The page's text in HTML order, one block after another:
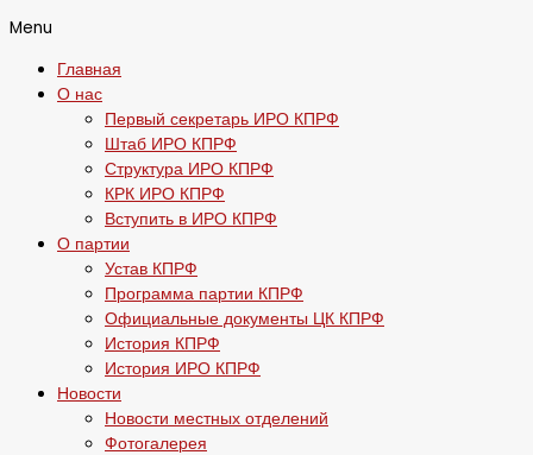
Menu
Главная
О нас
Первый секретарь ИРО КПРФ
Штаб ИРО КПРФ
Структура ИРО КПРФ
КРК ИРО КПРФ
Вступить в ИРО КПРФ
О партии
Устав КПРФ
Программа партии КПРФ
Официальные документы ЦК КПРФ
История КПРФ
История ИРО КПРФ
Новости
Новости местных отделений
Фотогалерея